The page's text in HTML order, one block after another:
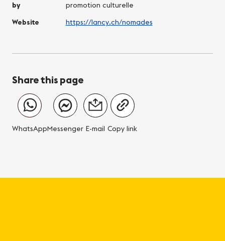
by
promotion culturelle
Website
https://lancy.ch/nomades
Share this page
WhatsAppMessenger E-mail Copy link